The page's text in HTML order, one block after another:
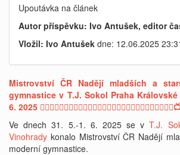
Upoutávka na článek
Autor příspěvku: Ivo Antušek, editor
Vložil: Ivo Antušek dne: 12.06.2025
Mistrovství ČR Nadějí mladších a
gymnastice v T.J. Sokol Praha
6. 2025
Ve dnech 31. 5.-1. 6. 2025 se vT.J.
Vinohrady konalo Mistrovství ČR Nadějí
moderní gymnastice.